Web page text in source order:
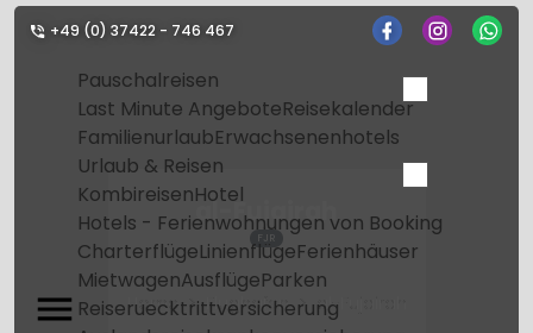
+49 (0) 37422 - 746 467
Pauschalreisen
Last Minute AngeboteReisekalender
FamilienurlaubErwachsenenhotels
Urlaub & Reisen
KombireisenHotel
Hotels - Ferienwohnungen von Booking
CharterflügeLinienflügeFerienhäuser
MietwagenAusflügeParken
Reiseruecktrittversicherung
al-Fujairah
FJR
Home Flughafen al-Fujairah